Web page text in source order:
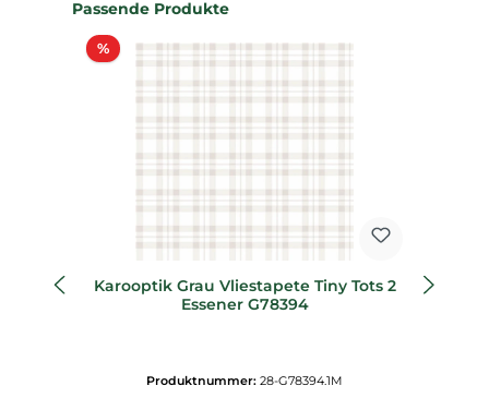
Produktgalerie überspringen
Passende Produkte
%Rabatt
Karooptik Grau Vliestapete Tiny Tots 2
Essener G78394
Produktnummer: 28-G78394.1M